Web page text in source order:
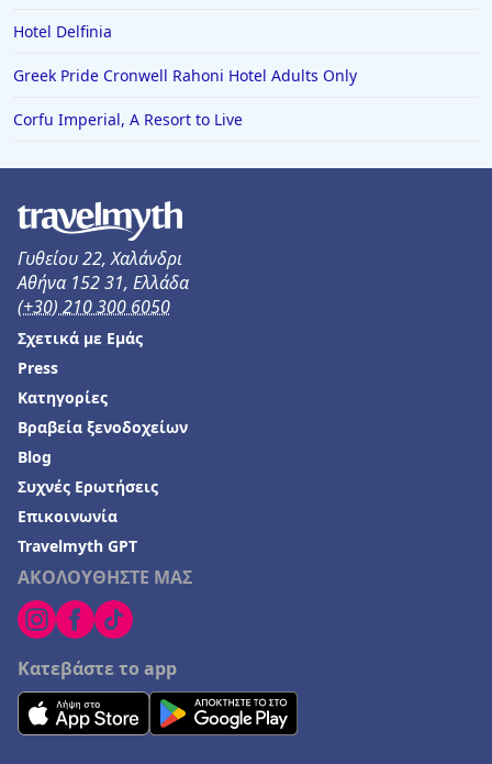
Hotel Delfinia
Greek Pride Cronwell Rahoni Hotel Adults Only
Corfu Imperial, A Resort to Live
Γυθείου 22, Χαλάνδρι
Αθήνα 152 31, Ελλάδα
(+30) 210 300 6050
ΑΚΟΛΟΥΘΗΣΤΕ ΜΑΣ
Κατεβάστε το app
Σχετικά με Εμάς
Press
Κατηγορίες
Βραβεία ξενοδοχείων
Blog
Συχνές Ερωτήσεις
Επικοινωνία
Travelmyth GPT